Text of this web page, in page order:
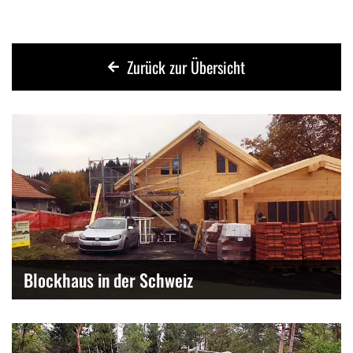
Zurück zur Übersicht
Blockhaus in der Schweiz